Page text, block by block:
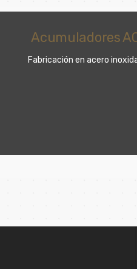
Montajes
De salas de máquinas,